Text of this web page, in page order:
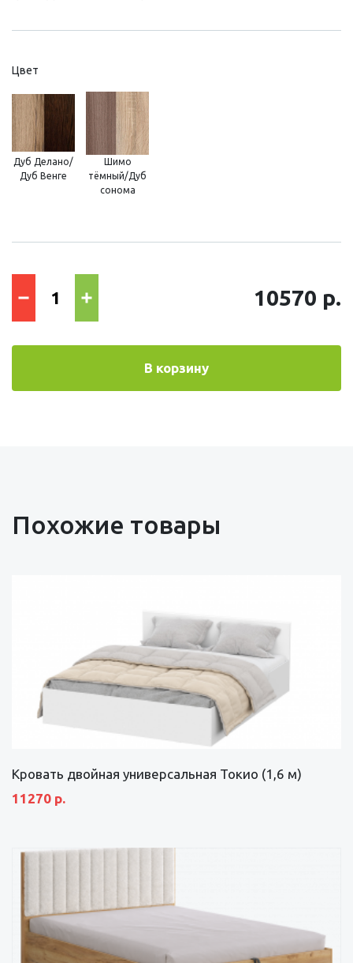
Цвет
Дуб Делано/
Дуб Венге
Шимо
тёмный/Дуб
сонома
10570 р.
В корзину
Похожие товары
Кровать двойная универсальная Токио (1,6 м)
11270 р.